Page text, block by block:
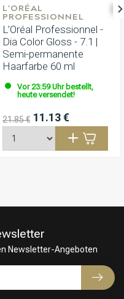
L'ORÉAL
PROFESSIONNEL
L’Oréal Professionnel -
Dia Color Gloss - 7.1 |
Semi-permanente
Haarfarbe 60 ml
Vor 23:59 Uhr bestellt,
heute versendet!
21.85 € 11.13 €
Newsletter-Angeboten